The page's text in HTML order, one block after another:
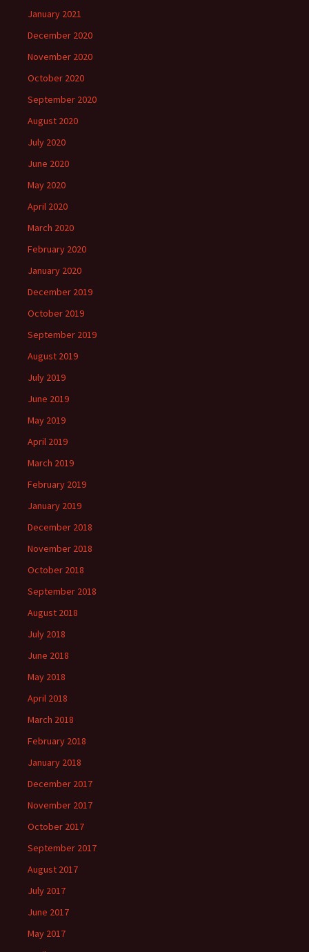
January 2021
December 2020
November 2020
October 2020
September 2020
August 2020
July 2020
June 2020
May 2020
April 2020
March 2020
February 2020
January 2020
December 2019
October 2019
September 2019
August 2019
July 2019
June 2019
May 2019
April 2019
March 2019
February 2019
January 2019
December 2018
November 2018
October 2018
September 2018
August 2018
July 2018
June 2018
May 2018
April 2018
March 2018
February 2018
January 2018
December 2017
November 2017
October 2017
September 2017
August 2017
July 2017
June 2017
May 2017